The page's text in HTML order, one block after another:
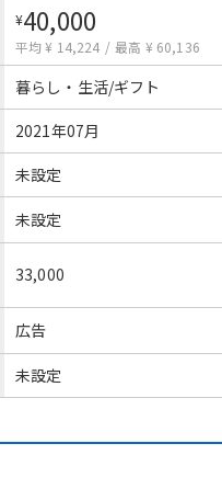
¥40,000
平均 ¥ 14,224 / 最高 ¥ 60,136
暮らし・生活/ギフト
2021年07月
未設定
未設定
33,000
広告
未設定